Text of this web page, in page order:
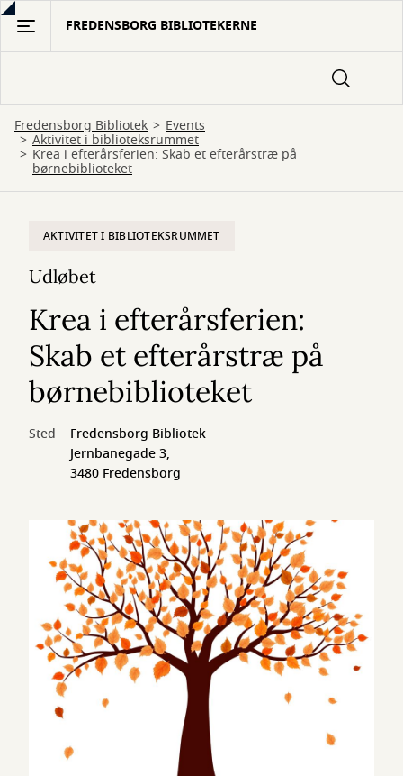
Gå
hovedindhold
FREDENSBORG BIBLIOTEKERNE
Fredensborg Bibliotek Events
Aktivitet i biblioteksrummet
Krea i efterårsferien: Skab et efterårstræ på
børnebiblioteket
AKTIVITET I BIBLIOTEKSRUMMET
Udløbet
Krea i efterårsferien:
Skab et efterårstræ på
børnebiblioteket
Sted
Fredensborg Bibliotek
Jernbanegade 3,
3480 Fredensborg